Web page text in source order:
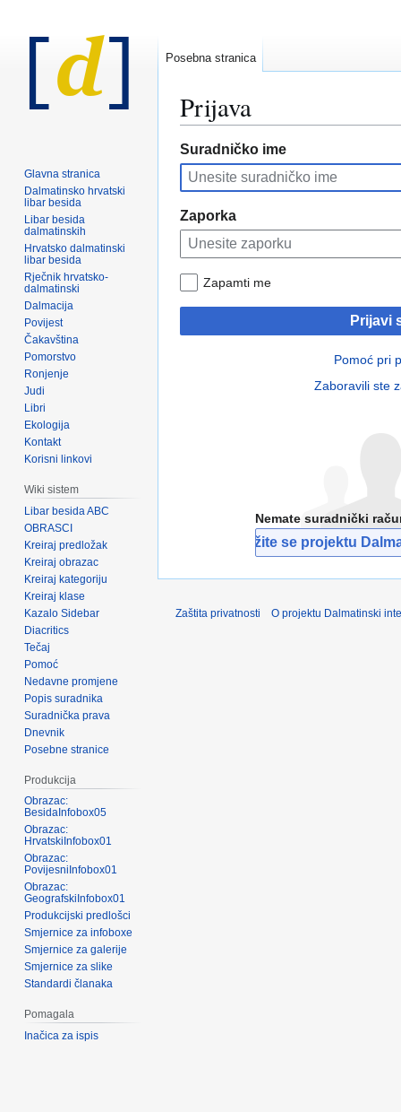
Prijava
Prijeđi
na
navigaciju
Prijeđi
na
pretraživanje
Suradničko ime
Zaporka
Zapamti me
Prijavi
Pomoć pri
Zaboravili ste
Nemate suradnički
Pridružite se projektu
Posebna stranica
Glavna stranica
Dalmatinsko hrvatski
libar besida
Libar besida
dalmatinskih
Hrvatsko dalmatinski
libar besida
Rječnik hrvatsko-
dalmatinski
Dalmacija
Povijest
Čakavština
Pomorstvo
Ronjenje
Judi
Libri
Ekologija
Kontakt
Korisni linkovi
Wiki sistem
Libar besida ABC
OBRASCI
Kreiraj predložak
Kreiraj obrazac
Kreiraj kategoriju
Kreiraj klase
Kazalo Sidebar
Diacritics
Tečaj
Pomoć
Nedavne promjene
Popis suradnika
Suradnička prava
Dnevnik
Posebne stranice
Produkcija
Obrazac:
BesidaInfobox05
Obrazac:
HrvatskiInfobox01
Obrazac:
PovijesniInfobox01
Obrazac:
GeografskiInfobox01
Produkcijski predlošci
Smjernice za infoboxe
Smjernice za galerije
Smjernice za slike
Standardi članaka
Pomagala
Inačica za ispis
Zaštita privatnosti O projektu Dalmatinski